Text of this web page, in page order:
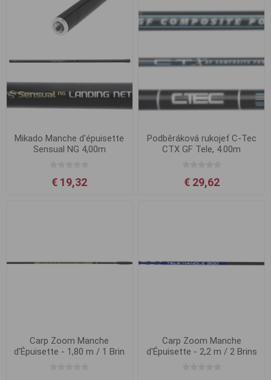
Mikado Manche d'épuisette
Sensual NG 4,00m
€ 19,32
Podběráková rukojeť C-Tec
CTX GF Tele, 4.00m
€ 29,62
Carp Zoom Manche
d'Épuisette - 1,80 m / 1 Brin
Carp Zoom Manche
d'Épuisette - 2,2 m / 2 Brins